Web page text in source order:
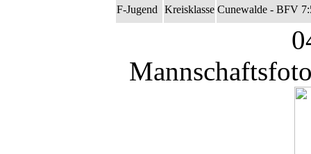
F-Jugend Kreisklasse Cunewalde - BFV